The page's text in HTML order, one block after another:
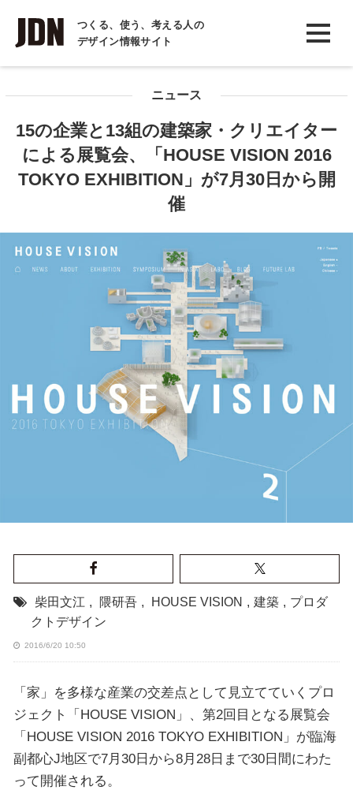
つくる、使う、考える人の
デザイン情報サイト
INTERVIEW
インタビュー
COLUMN
コラム
ニュース
15の企業と13組の建築家・クリエイター
による展覧会、「HOUSE VISION 2016
TOKYO EXHIBITION」が7月30日から開
催
柴田文江 , 隈研吾 , HOUSE VISION , 建築 , プロダ
クトデザイン
2016/6/20 10:50
「家」を多様な産業の交差点として見立てていくプロ
ジェクト「HOUSE VISION」、第2回目となる展覧会
「HOUSE VISION 2016 TOKYO EXHIBITION」が臨海
副都心J地区で7月30日から8月28日まで30日間にわた
って開催される。